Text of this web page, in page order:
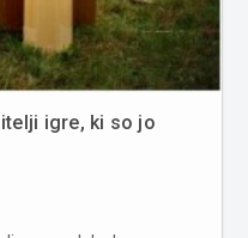
igre, ki so jo